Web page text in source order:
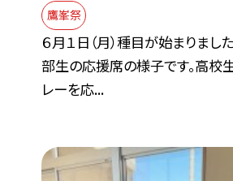
鷹峯祭
６月１日（月）種目が始まりまし
部生の応援席の様子です。高校
レーを応...